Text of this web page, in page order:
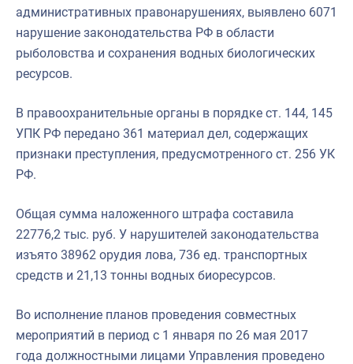
Большая африканская экспедиция
Укрепление духовно-нравственных ценностей
События в России и мире
административных правонарушениях, выявлено 6071
нарушение законодательства РФ в области
рыболовства и сохранения водных биологических
ресурсов.
В правоохранительные органы в порядке ст. 144, 145
УПК РФ передано 361 материал дел, содержащих
признаки преступления, предусмотренного ст. 256 УК
РФ.
Общая сумма наложенного штрафа составила
22776,2 тыс. руб. У нарушителей законодательства
изъято 38962 орудия лова, 736 ед. транспортных
средств и 21,13 тонны водных биоресурсов.
Во исполнение планов проведения совместных
мероприятий в период с 1 января по 26 мая 2017
года должностными лицами Управления проведено